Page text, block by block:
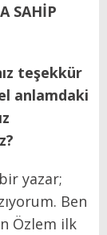
SAHİP
teşekkür
anlamdaki
yazar;
Ben
Özlem ilk